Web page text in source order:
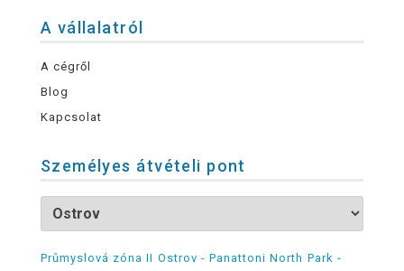
A vállalatról
A cégről
Blog
Kapcsolat
Személyes átvételi pont
Průmyslová zóna II Ostrov - Panattoni North Park -